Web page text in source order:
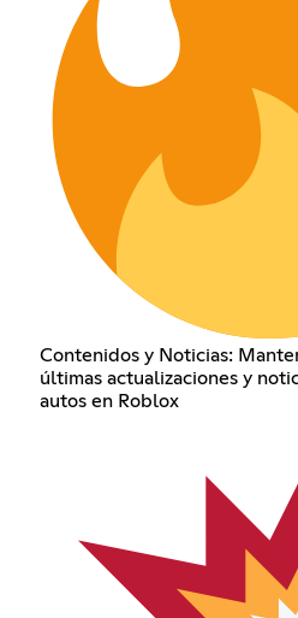
Contenidos y Noticias:
últimas actualizaciones y
autos en Roblox